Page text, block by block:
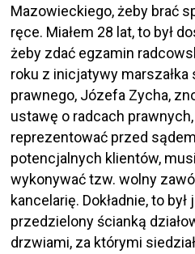
Mazowieckiego, żeby brać
ręce. Miałem 28 lat, to był
żeby zdać egzamin
roku z inicjatywy marszałka
prawnego, Józefa Zycha,
ustawę o radcach
reprezentować przed
potencjalnych klientów,
wykonywać tzw. wolny
kancelarię. Dokładnie, to
przedzielony ścianką
drzwiami, za którymi